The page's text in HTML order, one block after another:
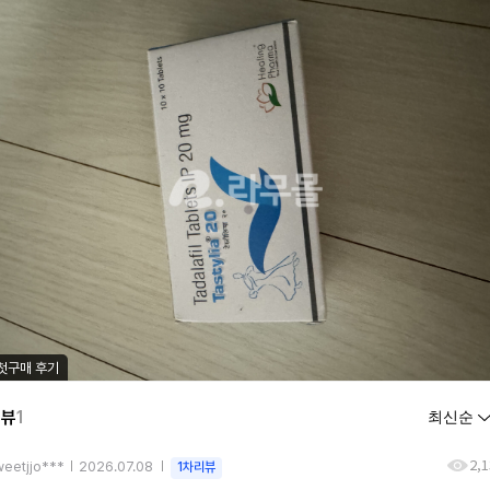
구매 후기
1
2026.07.08 1차리뷰